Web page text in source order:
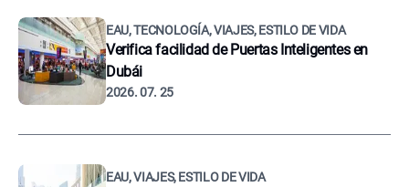
EAU, TECNOLOGÍA, VIAJES, ESTILO DE VIDA
Verifica facilidad de Puertas Inteligentes en
Dubái
2026. 07. 25
EAU, VIAJES, ESTILO DE VIDA